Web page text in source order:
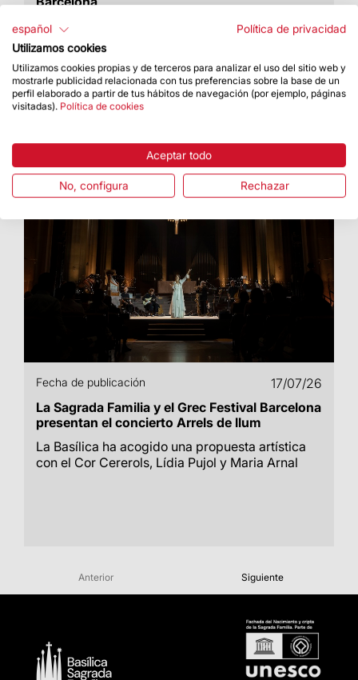
Tuvo lugar el 16 de julio, en el marco de la
festividad de la Virgen del Carmen
Fecha de publicación
17/07/26
La Sagrada Familia y el Grec Festival Barcelona
presentan el concierto Arrels de llum
La Basílica ha acogido una propuesta artística
con el Cor Cererols, Lídia Pujol y Maria Arnal
Anterior Siguiente
español
Política de privacidad
Utilizamos cookies
Utilizamos cookies propias y de terceros para analizar el uso del sitio web y
mostrarle publicidad relacionada con tus preferencias sobre la base de un
perfil elaborado a partir de tus hábitos de navegación (por ejemplo, páginas
visitadas). Política de cookies
Aceptar todo
No, configura Rechazar